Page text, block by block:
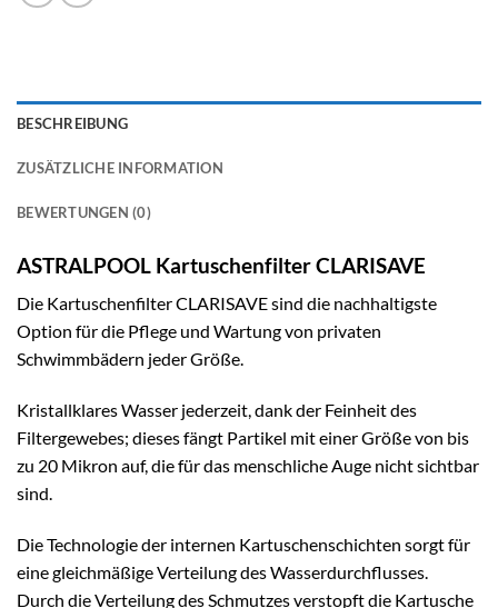
BESCHREIBUNG
ZUSÄTZLICHE INFORMATION
BEWERTUNGEN (0)
ASTRALPOOL Kartuschenfilter CLARISAVE
Die Kartuschenfilter CLARISAVE sind die nachhaltigste
Option für die Pflege und Wartung von privaten
Schwimmbädern jeder Größe.
Kristallklares Wasser jederzeit, dank der Feinheit des
Filtergewebes; dieses fängt Partikel mit einer Größe von bis
zu 20 Mikron auf, die für das menschliche Auge nicht sichtbar
sind.
Die Technologie der internen Kartuschenschichten sorgt für
eine gleichmäßige Verteilung des Wasserdurchflusses.
Durch die Verteilung des Schmutzes verstopft die Kartusche